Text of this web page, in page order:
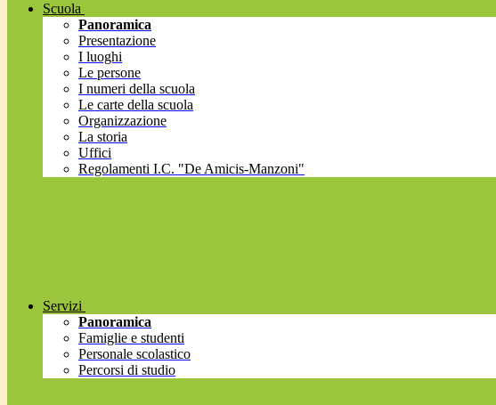
Scuola
Panoramica
Presentazione
I luoghi
Le persone
I numeri della scuola
Le carte della scuola
Organizzazione
La storia
Uffici
Regolamenti I.C. "De Amicis-Manzoni"
Servizi
Panoramica
Famiglie e studenti
Personale scolastico
Percorsi di studio